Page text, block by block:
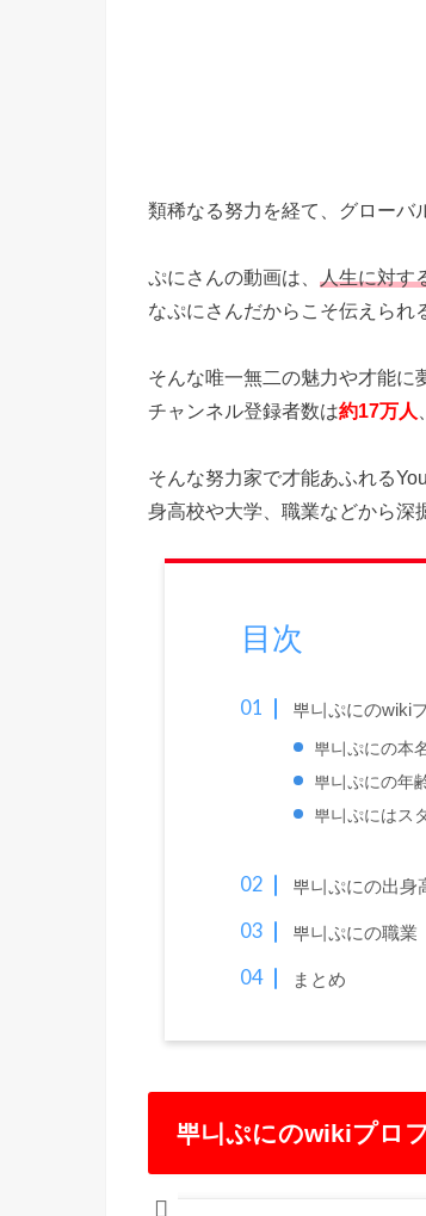
類稀なる努力を経て、グローバ
ぷにさんの動画は、 人生に対す
なぷにさんだからこそ伝えられ
そんな唯一無二の魅力や才能に
チャンネル登録者数は約17万人
そんな努力家で才能あふれる
身高校や大学、職業などから深
目次
뿌니ぷにのwiki
뿌니ぷにの本
뿌니ぷにの年
뿌니ぷにはス
뿌니ぷにの出身
뿌니ぷにの職業
まとめ
뿌니ぷにのwikiプロ